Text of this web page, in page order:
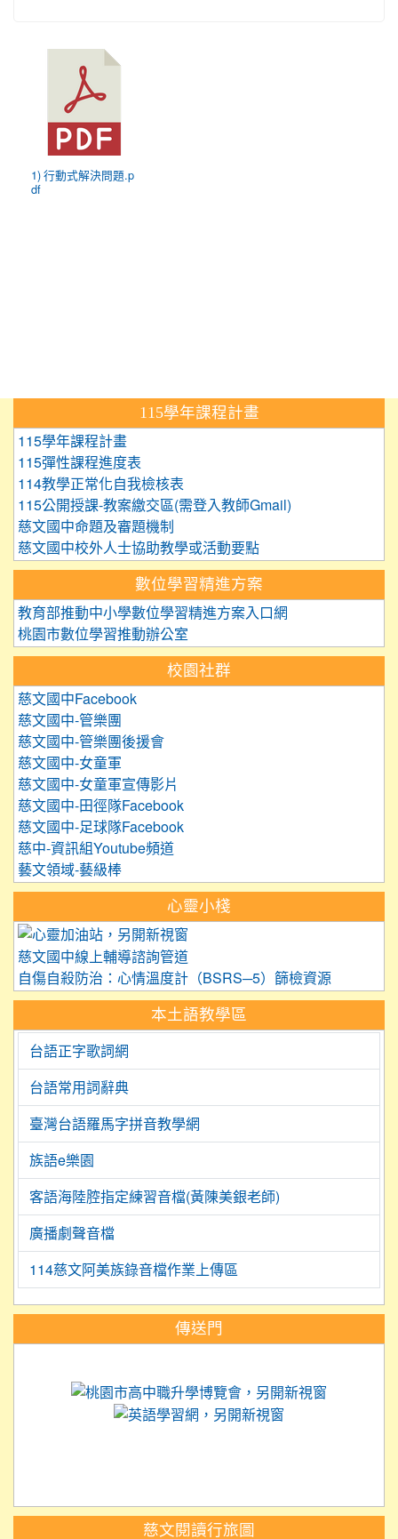
1) 行動式解決問題.p
df
115學年課程計畫
115學年課程計畫
115彈性課程進度表
114教學正常化自我檢核表
115公開授課-教案繳交區(需登入教師Gmail)
慈文國中命題及審題機制
慈文國中校外人士協助教學或活動要點
數位學習精進方案
教育部推動中小學數位學習精進方案入口網
桃園市數位學習推動辦公室
校園社群
慈文國中Facebook
慈文國中-管樂團
慈文國中-管樂團後援會
慈文國中-女童軍
慈文國中-女童軍宣傳影片
慈文國中-田徑隊Facebook
慈文國中-足球隊Facebook
慈中-資訊組Youtube頻道
藝文領域-藝級棒
心靈小棧
慈文國中線上輔導諮詢管道
自傷自殺防治：心情溫度計（BSRS─5）篩檢資源
本土語教學區
台語正字歌詞網
台語常用詞辭典
臺灣台語羅馬字拼音教學網
族語e樂園
客語海陸腔指定練習音檔(黃陳美銀老師)
廣播劇聲音檔
114慈文阿美族錄音檔作業上傳區
傳送門
慈文閱讀行旅圖